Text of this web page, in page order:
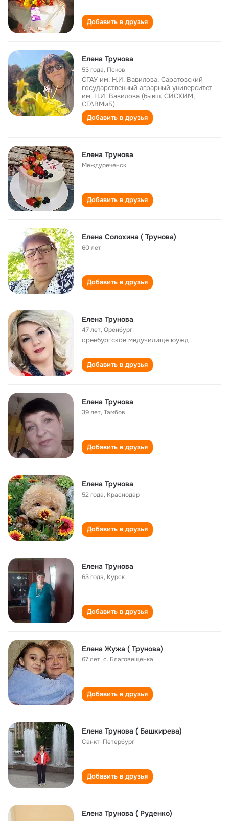
Добавить в друзья
Елена Трунова
53 года, Псков
СГАУ им. Н.И. Вавилова, Саратовский
государственный аграрный университет
им. Н.И. Вавилова (бывш. СИСХИМ,
СГАВМиБ)
Добавить в друзья
Елена Трунова
Междуреченск
Добавить в друзья
Елена Солохина ( Трунова)
60 лет
Добавить в друзья
Елена Трунова
47 лет,Оренбург
оренбургское медучилище юужд
Добавить в друзья
Елена Трунова
39 лет,Тамбов
Добавить в друзья
Елена Трунова
52 года, Краснодар
Добавить в друзья
Елена Трунова
63 года, Курск
Добавить в друзья
Елена Жужа ( Трунова)
67 лет,с. Благовещенка
Добавить в друзья
Елена Трунова ( Башкирева)
Санкт-Петербург
Добавить в друзья
Елена Трунова ( Руденко)